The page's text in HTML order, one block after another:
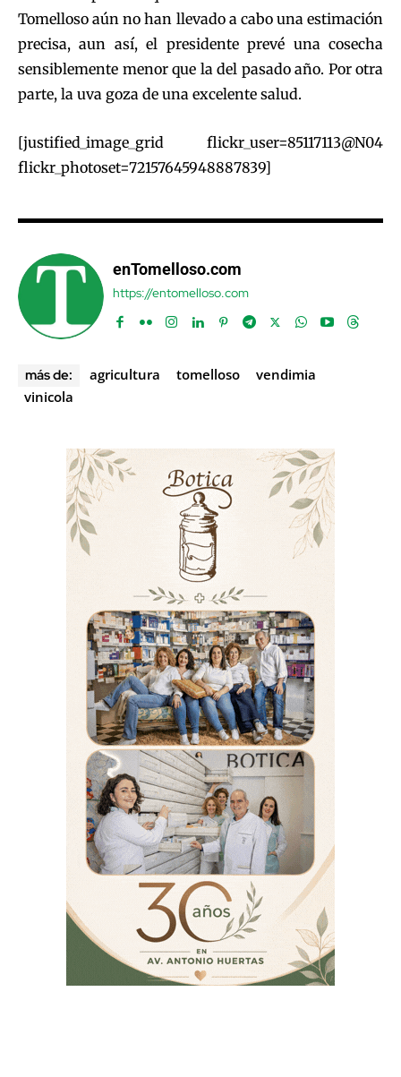
Tomelloso aún no han llevado a cabo una estimación
precisa, aun así, el presidente prevé una cosecha
sensiblemente menor que la del pasado año. Por otra
parte, la uva goza de una excelente salud.
[justified_image_grid flickr_user=85117113@N04
flickr_photoset=72157645948887839]
enTomelloso.com
https://entomelloso.com
más de: agricultura tomelloso
vendimia
vinicola